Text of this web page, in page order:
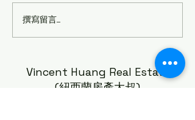
🚧【紐西蘭房產大叔分
析】Panmure 未來50年人
Watercare工程，房地產投
資人真的不能忽略！
撰寫留言......
Vincent Huang Real Estate
(紐西蘭房產大叔)